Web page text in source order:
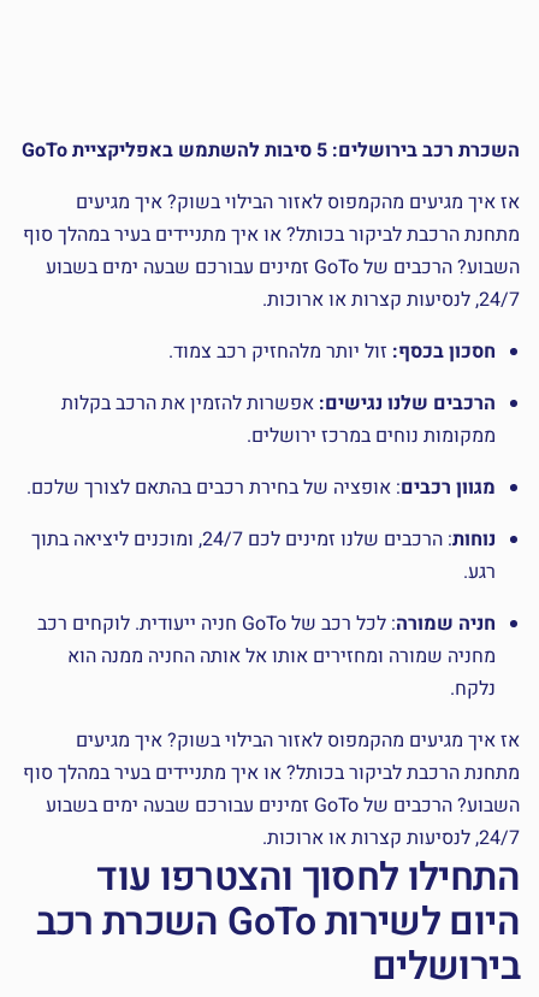
השכרת רכב בירושלים: 5 סיבות להשתמש באפליקציית GoTo
אז איך מגיעים מהקמפוס לאזור הבילוי בשוק? איך מגיעים
מתחנת הרכבת לביקור בכותל? או איך מתניידים בעיר במהלך סוף
השבוע? הרכבים של GoTo זמינים עבורכם שבעה ימים בשבוע
24/7, לנסיעות קצרות או ארוכות.
חסכון בכסף: זול יותר מלהחזיק רכב צמוד.
הרכבים שלנו נגישים: אפשרות להזמין את הרכב בקלות
ממקומות נוחים במרכז ירושלים.
מגוון רכבים: אופציה של בחירת רכבים בהתאם לצורך שלכם.
נוחות
: הרכבים שלנו זמינים לכם 24/7, ומוכנים ליציאה בתוך
רגע.
חניה שמורה
: לכל רכב של GoTo חניה ייעודית. לוקחים רכב
מחניה שמורה ומחזירים אותו אל אותה החניה ממנה הוא
נלקח.
אז איך מגיעים מהקמפוס לאזור הבילוי בשוק? איך מגיעים
מתחנת הרכבת לביקור בכותל? או איך מתניידים בעיר במהלך סוף
השבוע? הרכבים של GoTo זמינים עבורכם שבעה ימים בשבוע
24/7, לנסיעות קצרות או ארוכות.
התחילו לחסוך והצטרפו עוד
היום לשירות GoTo השכרת רכב
בירושלים